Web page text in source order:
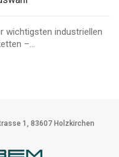
wichtigsten industriellen
–...
1, 83607 Holzkirchen